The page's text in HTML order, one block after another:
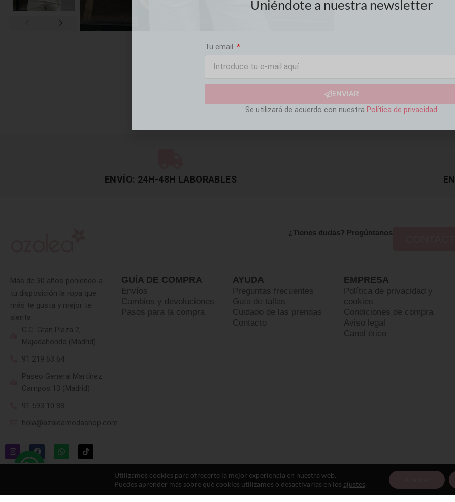
ENVÍO: 24H-48H LABORABLES
¿Tienes dudas? Pregúntanos
Más de 30 años poniendo a
tu disposición la ropa que
más te gusta y mejor te
sienta
C.C. Gran Plaza 2,
Majadahonda (Madrid)
91 219 63 64
Paseo General Martínez
Campos 13 (Madrid)
91 593 10 88
hola@azaleamodashop.com
GUÍA DE COMPRA
Envíos
Cambios y devoluciones
Pasos para la compra
AYUDA
Preguntas frecuentes
Guía de tallas
Cuidado de las prendas
Contacto
EMPRESA
Política de privacidad y
cookies
Condiciones de compra
Aviso legal
Canal ético
Utilizamos cookies para ofrecerte la mejor experiencia en nuestra web.
Puedes aprender más sobre qué cookies utilizamos o desactivarlas en los ajustes.
Uniéndote a nuestra newsletter
Tu email
ENVIAR
Se utilizará de acuerdo con nuestra Política de privacidad